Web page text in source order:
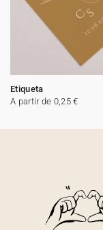
Etiqueta
A partir de 0,25 €